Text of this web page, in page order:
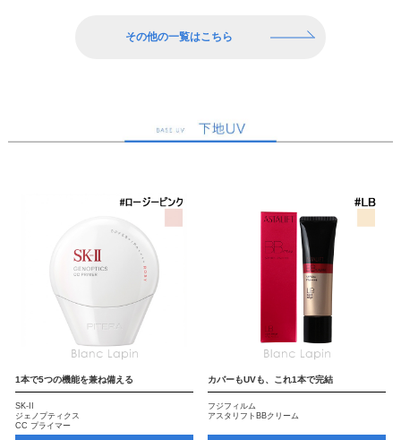
その他の一覧はこちら
1本で5つの機能を兼ね備える
SK-II
ジェノプティクス
CC プライマー
カバーもUVも、これ1本で完結
フジフィルム
アスタリフトBBクリーム